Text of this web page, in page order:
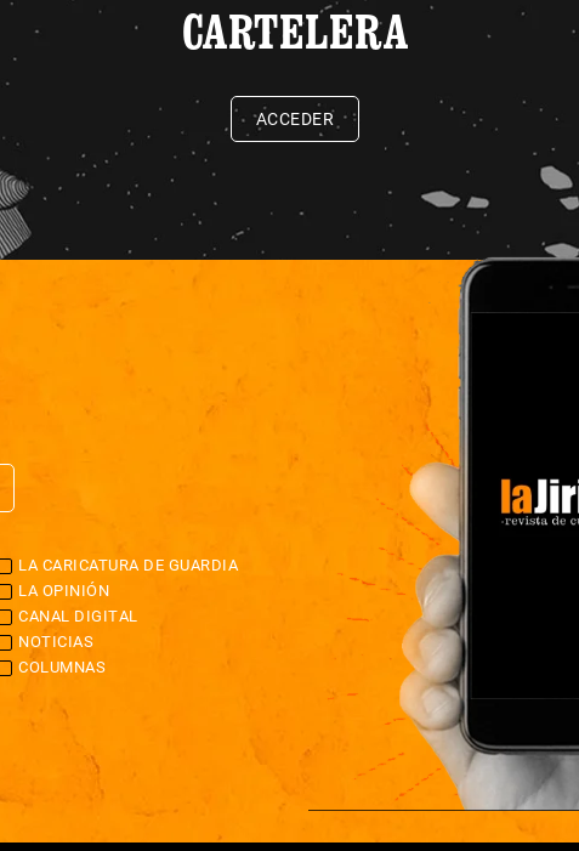
CARTELERA
ACCEDER
LA CARICATURA DE GUARDIA
LA OPINIÓN
CANAL DIGITAL
NOTICIAS
COLUMNAS